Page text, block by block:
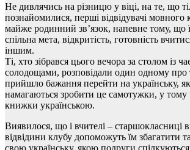
Не дивлячись на різницю у віці, на те, що
познайомилися, перші відвідувачі мовного
майже родинний зв’язок, напевне тому, що
спільна мета, відкритість, готовність
іншим.
Ті, хто зібрався цього вечора за столом із
солодощами, розповідали один одному про
прийшло бажання перейти на українську,
намагаються зробити це самотужки, у тому
книжки українською.
Виявилося, що і вчителі – старшокласниці
відвідини клубу допоможуть їм збагатити
свою українську, якою подруги